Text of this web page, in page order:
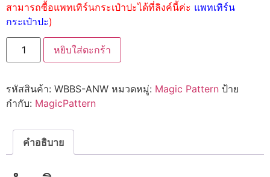
สามารถซื้อแพทเทิร์นกระเป๋าปะได้ที่ลิงค์นี้ค่ะ แพทเทิร์น
กระเป๋าปะ)
หยิบใส่ตะกร้า
รหัสสินค้า: WBBS-ANW หมวดหมู่: Magic Pattern ป้าย
กำกับ: MagicPattern
คำอธิบาย